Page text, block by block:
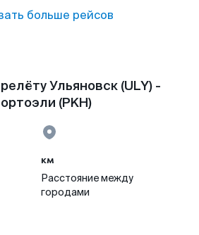
больше рейсов
Ульяновск (ULY) -
(PKH)
км
Расстояние между
городами